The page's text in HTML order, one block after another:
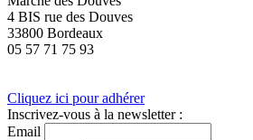
4 BIS rue des Douves
33800 Bordeaux
05 57 71 75 93
Cliquez ici pour adhérer
Inscrivez-vous à la newsletter :
Email